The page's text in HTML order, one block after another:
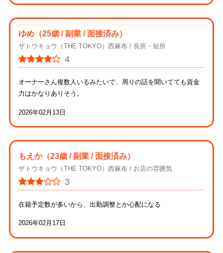
ゆめ （25歳 / 副業 / 面接済み）
ザトウキョウ（THE TOKYO）西麻布 長所・短所
4
オーナーさん複数人いるみたいで、周りの話を聞いてても資金
力はかなりありそう。
2026年02月13日
もえか（23歳 / 副業 / 面接済み）
ザトウキョウ（THE TOKYO）西麻布 お店の雰囲気
3
在籍予定数が多いから、出勤調整とか心配になる
2026年02月17日